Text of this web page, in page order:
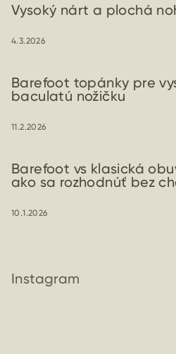
Vysoký nárt a plochá
4.3.2026
Barefoot topánky pre
baculatú nožičku
11.2.2026
Barefoot vs klasická
ako sa rozhodnúť bez
10.1.2026
Instagram